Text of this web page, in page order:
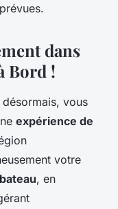
dans
Bord !
vous
expérience de
votre
bateau, en